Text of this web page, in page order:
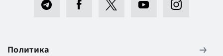
Политика